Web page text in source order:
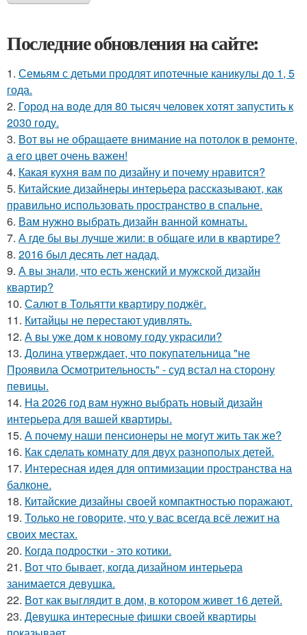
Последние обновления на сайте:
1. Семьям с детьми продлят ипотечные каникулы до 1, 5
года.
2. Город на воде для 80 тысяч человек хотят запустить к
2030 году.
3. Вот вы не обращаете внимание на потолок в ремонте,
а его цвет очень важен!
4. Какая кухня вам по дизайну и почему нравится?
5. Китайские дизайнеры интерьера рассказывают, как
правильно использовать пространство в спальне.
6. Вам нужно выбрать дизайн ванной комнаты.
7. А где бы вы лучше жили: в общаге или в квартире?
8. 2016 был десять лет надад.
9. А вы знали, что есть женский и мужской дизайн
квартир?
10. Салют в Тольятти квартиру поджёг.
11. Китайцы не перестают удивлять.
12. А вы уже дом к новому году украсили?
13. Долина утверждает, что покупательница "не
Проявила Осмотрительность" - суд встал на сторону
певицы.
14. На 2026 год вам нужно выбрать новый дизайн
интерьера для вашей квартиры.
15. А почему наши пенсионеры не могут жить так же?
16. Как сделать комнату для двух разнополых детей.
17. Интересная идея для оптимизации пространства на
балконе.
18. Китайские дизайны своей компактностью поражают.
19. Только не говорите, что у вас всегда всё лежит на
своих местах.
20. Когда подростки - это котики.
21. Вот что бывает, когда дизайном интерьера
занимается девушка.
22. Вот как выглядит в дом, в котором живет 16 детей.
23. Девушка интересные фишки своей квартиры